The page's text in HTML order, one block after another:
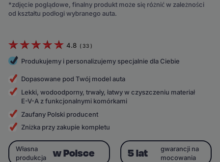
*zdjęcie poglądowe, finalny produkt może się różnić w zależności
od kształtu podłogi wybranego auta.
4.8 ( 33 )
Produkujemy i personalizujemy specjalnie dla Ciebie
Dopasowane pod Twój model auta
Lekki, wodoodporny, trwały, łatwy w czyszczeniu materiał
E-V-A z funkcjonalnymi komórkami
Zaufany Polski producent
Zniżka przy zakupie kompletu
Własna
produkcja
w Polsce 5 lat
gwarancji na
mocowania